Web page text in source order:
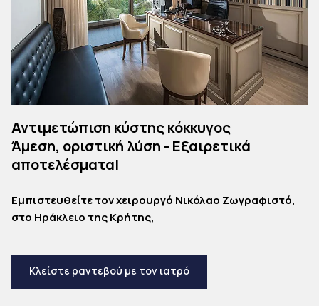
Αντιμετώπιση κύστης κόκκυγος
Άμεση, οριστική λύση - Εξαιρετικά
αποτελέσματα!
Εμπιστευθείτε τον χειρουργό Νικόλαο Ζωγραφιστό,
στο Ηράκλειο της Κρήτης,
Κλείστε ραντεβού με τον ιατρό